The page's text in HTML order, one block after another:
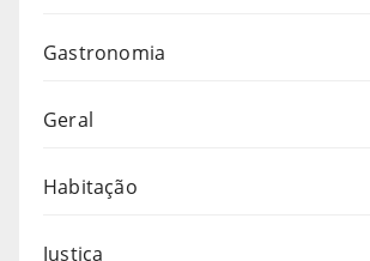
Gastronomia
Geral
Habitação
Justiça